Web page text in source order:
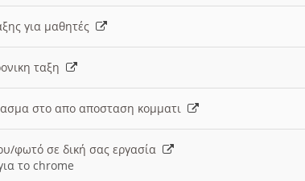
για μαθητές
ταξη
στο απο αποσταση κομματι
φωτό σε δική σας εργασία
το chrome